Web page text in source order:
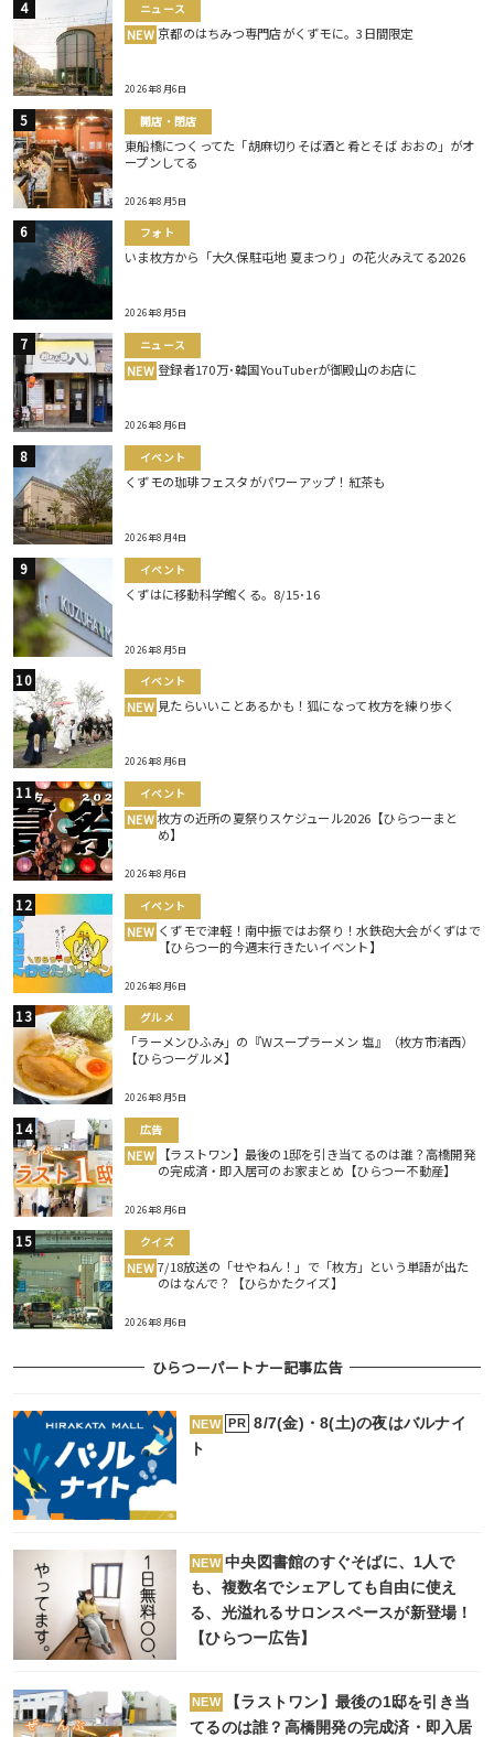
ニュース
NEW 京都のはちみつ専門店がくずモに。3日間限定
2026年8月6日
開店・閉店
東船橋につくってた「胡麻切りそば酒と肴とそば おおの」がオ
ープンしてる
2026年8月5日
フォト
いま枚方から「大久保駐屯地 夏まつり」の花火みえてる2026
2026年8月5日
ニュース
NEW 登録者170万･韓国YouTuberが御殿山のお店に
2026年8月6日
イベント
くずモの珈琲フェスタがパワーアップ！紅茶も
2026年8月4日
イベント
くずはに移動科学館くる。8/15･16
2026年8月5日
イベント
NEW 見たらいいことあるかも！狐になって枚方を練り歩く
2026年8月6日
イベント
NEW 枚方の近所の夏祭りスケジュール2026【ひらつーまと
め】
2026年8月6日
イベント
NEW くずモで津軽！南中振ではお祭り！水鉄砲大会がくずはで
【ひらつー的今週末行きたいイベント】
2026年8月6日
グルメ
「ラーメンひふみ」の『Wスープラーメン 塩』（枚方市渚西）
【ひらつーグルメ】
2026年8月5日
広告
NEW
【ラストワン】最後の1邸を引き当てるのは誰？高橋開発
の完成済・即入居可のお家まとめ【ひらつー不動産】
2026年8月6日
クイズ
NEW 7/18放送の「せやねん！」で「枚方」という単語が出た
のはなんで？【ひらかたクイズ】
2026年8月6日
ひらつーパートナー記事広告
NEW PR
8/7(金)・8(土)の夜はバルナイ
ト
NEW 中央図書館のすぐそばに、1人で
も、複数名でシェアしても自由に使え
る、光溢れるサロンスペースが新登場！
【ひらつー広告】
NEW
【ラストワン】最後の1邸を引き当
てるのは誰？高橋開発の完成済・即入居